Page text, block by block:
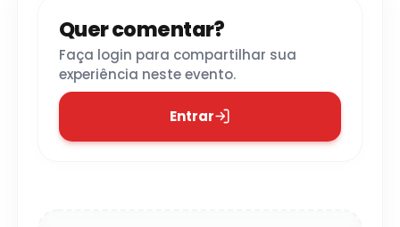
Quer comentar?
Faça login para compartilhar sua
experiência neste evento.
Entrar